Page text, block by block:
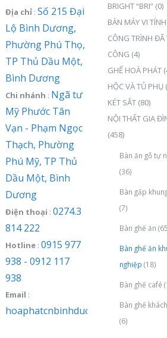
Địa chỉ: Số 215 Đại
Lộ Bình Dương,
Phường Phú Thọ,
TP Thủ Dầu Một,
Bình Dương
Chi nhánh : Ngã tư
Mỹ Phước Tân
Vạn - Phạm Ngọc
Thạch, Phường
Phú Mỹ, TP Thủ
Dầu Một, Bình
Dương
Điện thoại : 0274.3
814 222
Hotline: 0915 977
938 - 0912 117
938
Email :
hoaphatcnbinhduong@gmail.com
BRIGHT “BRI” (0)
BÀN MÁY VI TÍNH
CÔNG TRÌNH ĐÃ
CÔNG (4)
GHẾ HOÀ PHÁT
HỘC VÀ TỦ PHỤ
KÉT SẮT (80)
NỘI THẤT GIA
(458)
Bàn ăn gỗ tự
(36)
Bàn gấp
(7)
Bàn ghế ăn
Bàn ghế ăn
nghiệp (18)
Bàn ghế café
Bàn ghế
(6)